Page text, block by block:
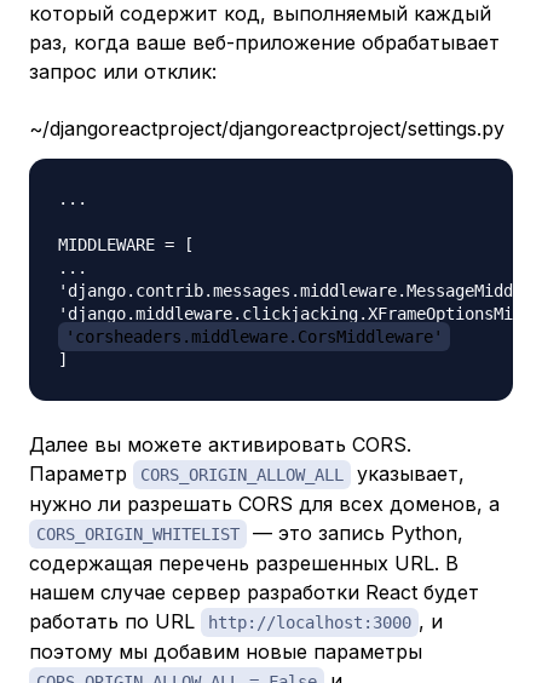
который содержит код, выполняемый каждый
раз, когда ваше веб-приложение обрабатывает
запрос или отклик:
~/djangoreactproject/djangoreactproject/settings.py
...
MIDDLEWARE = [
...
'corsheaders.middleware.CorsMiddleware'
Далее вы можете активировать CORS.
Параметр
CORS_ORIGIN_ALLOW_ALL
указывает,
нужно ли разрешать CORS для всех доменов, а
CORS_ORIGIN_WHITELIST
— это запись Python,
содержащая перечень разрешенных URL. В
нашем случае сервер разработки React будет
работать по URL
http://localhost:3000 , и
поэтому мы добавим новые параметры